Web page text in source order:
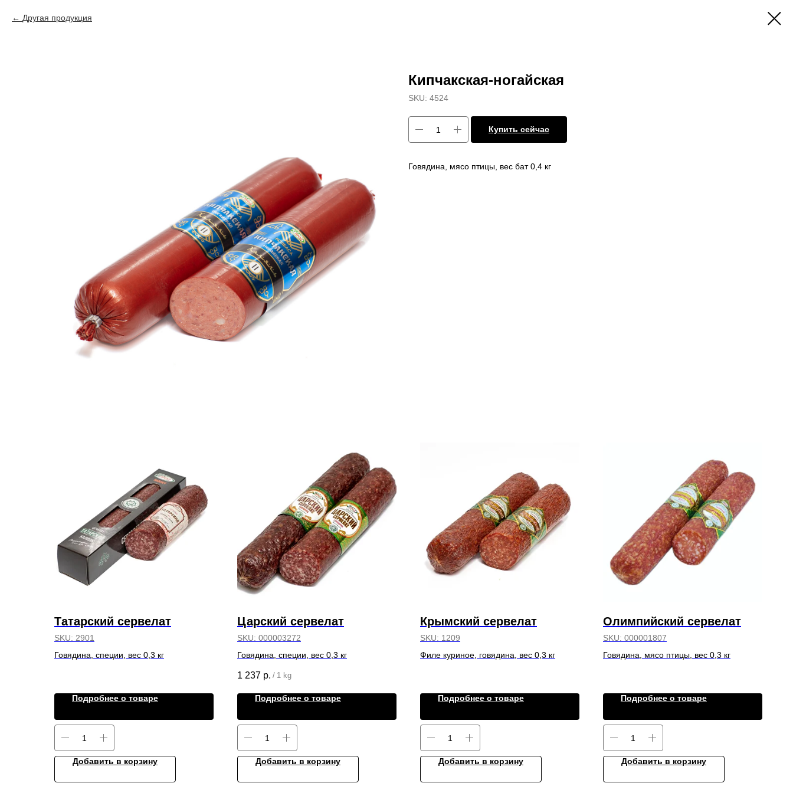
Другая продукция
Кипчакская-ногайская
SKU: 4524
Купить сейчас
Говядина, мясо птицы, вес бат 0,4 кг
Татарский сервелат
SKU: 2901
Говядина, специи, вес 0,3 кг
Подробнее о товаре
Добавить в корзину
Царский сервелат
SKU: 000003272
Говядина, специи, вес 0,3 кг
1 237 р. / 1 kg
Подробнее о товаре
Добавить в корзину
Крымский сервелат
SKU: 1209
Филе куриное, говядина, вес 0,3 кг
Подробнее о товаре
Добавить в корзину
Олимпийский сервелат
SKU: 000001807
Говядина, мясо птицы, вес 0,3 кг
Подробнее о товаре
Добавить в корзину